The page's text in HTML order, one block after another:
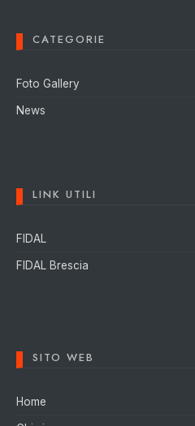
CATEGORIE
Foto Gallery
News
LINK UTILI
FIDAL
FIDAL Brescia
SITO WEB
Home